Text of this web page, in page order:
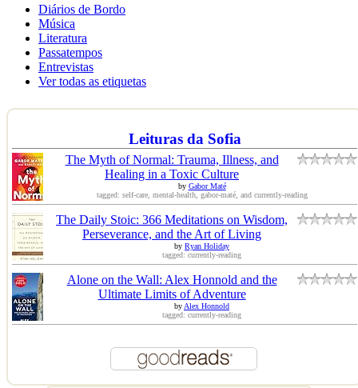
Diários de Bordo
Música
Literatura
Passatempos
Entrevistas
Ver todas as etiquetas
Leituras da Sofia
The Myth of Normal: Trauma, Illness, and
Healing in a Toxic Culture
by Gabor Maté
tagged: self-care, mental-health, gabor-maté, and currently-reading
The Daily Stoic: 366 Meditations on Wisdom,
Perseverance, and the Art of Living
by Ryan Holiday
tagged: currently-reading
Alone on the Wall: Alex Honnold and the
Ultimate Limits of Adventure
byAlex Honnold
tagged: currently-reading